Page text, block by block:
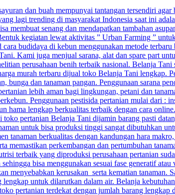
dan buah mempunyai tantangan tersendiri
lagi trending di masyarakat Indonesia saat ini
membuat senang dan mendapatkan tambahan
kegiatan lewat aktivitas ” Urban Farming ”
budidaya di kebun menggunakan metode
Kami juga menjual sarana, alat dan spare part
perusahaan benih terbaik nasional. Belanja
murah terbaru dijual toko Belanja Tani lengkap.
bunga dan tanaman pangan. Penggunaan sarana
lebih aman bagi lingkungan, petani dan
Penggunaan pestisida pertanian mulai dari :
hama lengkap berkualitas terbaik dengan cara
pertanian Belanja Tani dijamin barang pasti
untuk bisa produksi tinggi sangat dibutuhkan
tanaman berkualitas dengan kandungan hara
memastikan perkembangan dan pertumbuhan
terbaik yang diproduksi perusahaan pertanian
bisa menggunakan sesuai fase generatif
menyebabkan kerusakan serta kematian
untuk dilarutkan dalam air. Belanja
pertanian terdekat dengan jumlah barang